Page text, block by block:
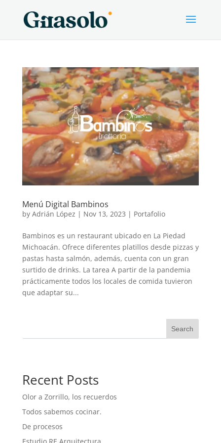
Menú Digital Bambinos
by Adrián López | Nov 13, 2023 | Portafolio
Bambinos es un restaurant ubicado en La Piedad
Michoacán. Ofrece diferentes platillos desde pizzas y
pastas hasta salmón, además, cuenta con un gran
surtido de drinks. La tarea A partir de la pandemia
prácticamente todos los locales de comida tuvieron
que adaptar su...
Search
Recent Posts
Olor a Zorrillo, los recuerdos
Todos sabemos cocinar.
De procesos